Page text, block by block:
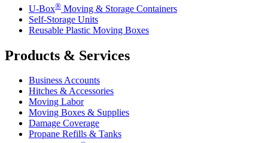
U-Box® Moving & Storage Containers
Self-Storage Units
Reusable Plastic Moving Boxes
Products & Services
Business Accounts
Hitches & Accessories
Moving Labor
Moving Boxes & Supplies
Damage Coverage
Propane Refills & Tanks